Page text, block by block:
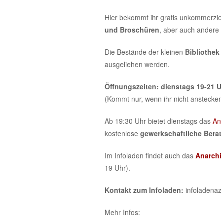
Hier bekommt ihr gratis
und Broschüren, aber auch
Die Bestände der kleinen Bibliothek
ausgeliehen werden.
Öffnungszeiten: dienstags 19-21
(Kommt nur, wenn ihr nicht
Ab 19:30 Uhr bietet dienstags das
kostenlose gewerkschaftliche
Im Infoladen findet auch das
19 Uhr).
Kontakt zum Infoladen:
Mehr Infos: